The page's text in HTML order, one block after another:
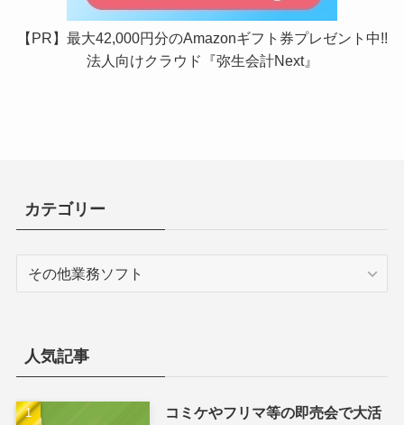
【PR】最大42,000円分のAmazonギフト券プレゼント中!!
法人向けクラウド『弥生会計Next』
カテゴリー
ー人気記事
コミケやフリマ等の即売会で大活